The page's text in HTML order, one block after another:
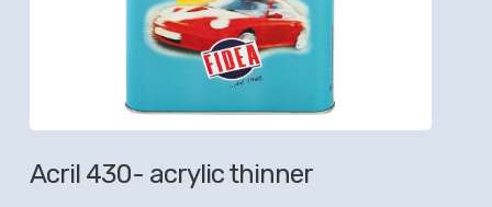
Acril 430- acrylic thinner